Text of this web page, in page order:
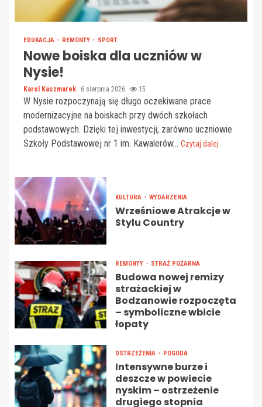
EDUKACJA REMONTY SPORT
Nowe boiska dla uczniów w
Nysie!
Karol Kaczmarek 6 sierpnia 2026 15
W Nysie rozpoczynają się długo oczekiwane prace
modernizacyjne na boiskach przy dwóch szkołach
podstawowych. Dzięki tej inwestycji, zarówno uczniowie
Szkoły Podstawowej nr 1 im. Kawalerów... Czytaj dalej
KULTURA WYDARZENIA
Wrześniowe Atrakcje w
Stylu Country
REMONTY STRAŻ POŻARNA
Budowa nowej remizy
strażackiej w
Bodzanowie rozpoczęta
– symboliczne wbicie
łopaty
OSTRZEŻENIA POGODA
Intensywne burze i
deszcze w powiecie
nyskim – ostrzeżenie
drugiego stopnia